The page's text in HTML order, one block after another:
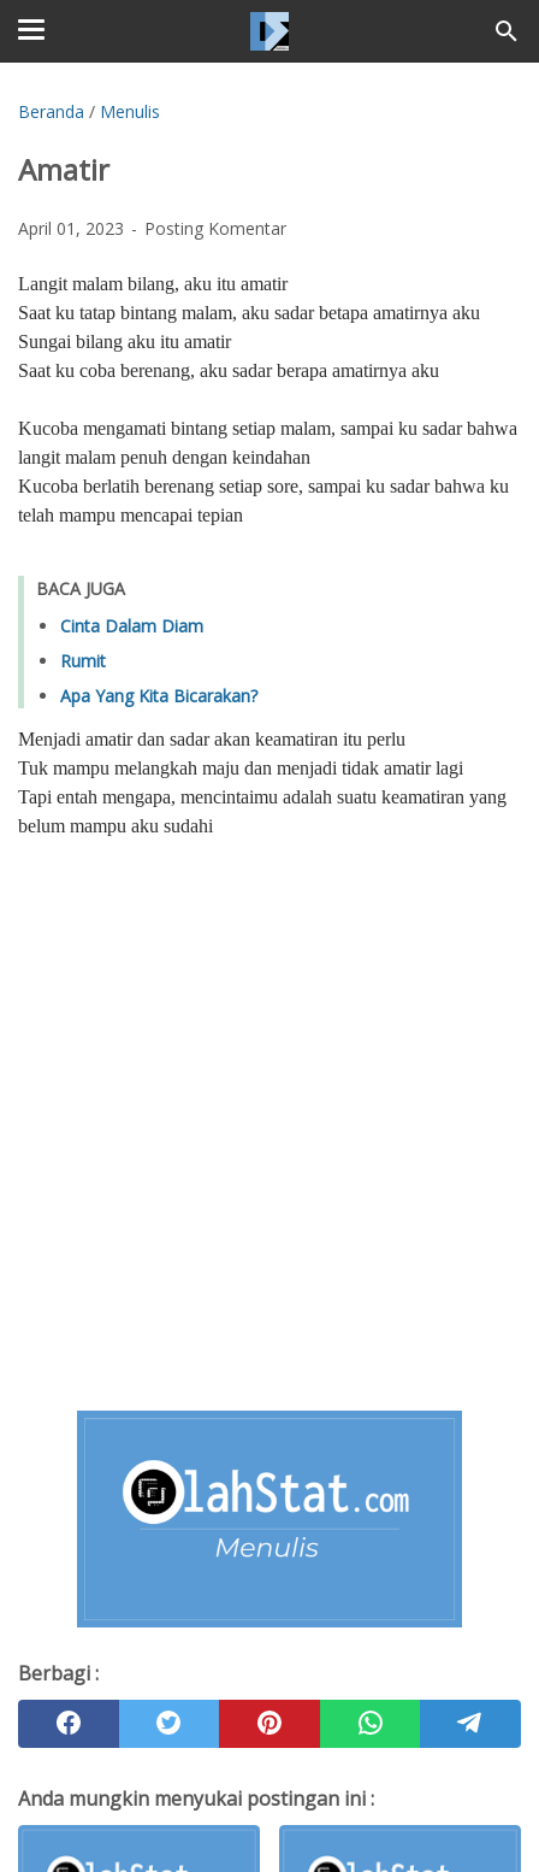
Beranda / Menulis
Amatir
April 01, 2023 Posting Komentar
Langit malam bilang, aku itu amatir
Saat ku tatap bintang malam, aku sadar betapa amatirnya aku
Sungai bilang aku itu amatir
Saat ku coba berenang, aku sadar berapa amatirnya aku
Kucoba mengamati bintang setiap malam, sampai ku sadar bahwa
langit malam penuh dengan keindahan
Kucoba berlatih berenang setiap sore, sampai ku sadar bahwa ku
telah mampu mencapai tepian
BACA JUGA
Cinta Dalam Diam
Rumit
Apa Yang Kita Bicarakan?
Menjadi amatir dan sadar akan keamatiran itu perlu
Tuk mampu melangkah maju dan menjadi tidak amatir lagi
Tapi entah mengapa, mencintaimu adalah suatu keamatiran yang
belum mampu aku sudahi
Berbagi :
Anda mungkin menyukai postingan ini :